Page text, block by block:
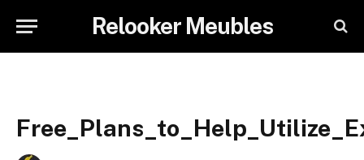
Relooker Meubles